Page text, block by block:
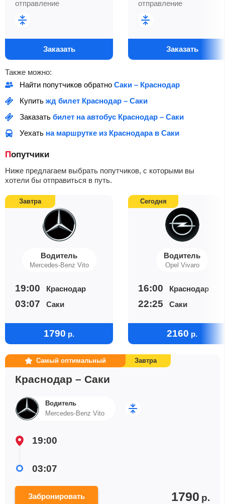
отправление
Заказать
отправление
Заказать
Также можно:
Найти попутчиков обратно Саки – Краснодар
Купить жд билет Краснодар – Саки
Заказать билет на автобус Краснодар – Саки
Уехать на маршрутке из Краснодара в Саки
Попутчики
Ниже предлагаем выбрать попутчиков, с которыми вы
хотели бы отправиться в путь.
Завтра
Водитель
Mercedes-Benz Vito
19:00 Краснодар
03:07 Саки
1790 р.
Сегодня
Водитель
Opel Vivaro
16:00 Краснодар
22:25 Саки
2160 р.
Самый оптимальный Завтра
Краснодар – Саки
Водитель
Mercedes-Benz Vito
19:00
03:07
Забронировать 1790 р.